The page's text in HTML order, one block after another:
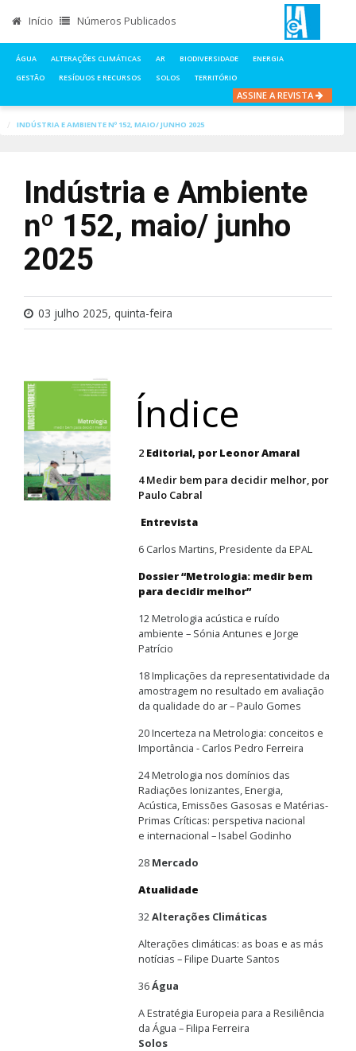
Início Números Publicados
ÁGUA ALTERAÇÕES CLIMÁTICAS AR BIODIVERSIDADE
ENERGIA
GESTÃO
RESÍDUOS E RECURSOS SOLOS TERRITÓRIO
ASSINE A REVISTA
INDÚSTRIA E AMBIENTE Nº 152, MAIO/ JUNHO 2025
Indústria e Ambiente
nº 152, maio/ junho
2025
03 julho 2025, quinta-feira
Índice
2 Editorial, por Leonor Amaral
4 Medir bem para decidir melhor, por
Paulo Cabral
Entrevista
6 Carlos Martins, Presidente da EPAL
Dossier “Metrologia: medir bem
para decidir melhor”
12 Metrologia acústica e ruído
ambiente – Sónia Antunes e Jorge
Patrício
18 Implicações da representatividade da
amostragem no resultado em avaliação
da qualidade do ar – Paulo Gomes
20 Incerteza na Metrologia: conceitos e
Importância - Carlos Pedro Ferreira
24 Metrologia nos domínios das
Radiações Ionizantes, Energia,
Acústica, Emissões Gasosas e Matérias-
Primas Críticas: perspetiva nacional
e internacional – Isabel Godinho
28 Mercado
Atualidade
32Alterações Climáticas
Alterações climáticas: as boas e as más
notícias – Filipe Duarte Santos
36Água
A Estratégia Europeia para a Resiliência
da Água – Filipa Ferreira
Solos